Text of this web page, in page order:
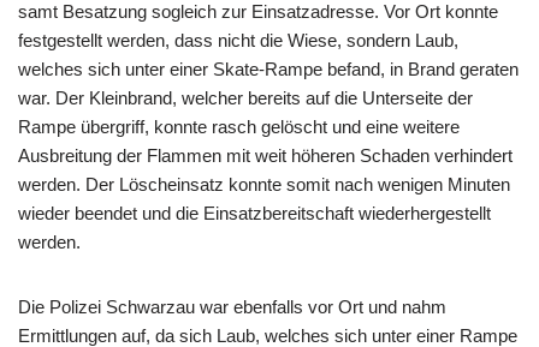
samt Besatzung sogleich zur Einsatzadresse. Vor Ort konnte
festgestellt werden, dass nicht die Wiese, sondern Laub,
welches sich unter einer Skate-Rampe befand, in Brand geraten
war. Der Kleinbrand, welcher bereits auf die Unterseite der
Rampe übergriff, konnte rasch gelöscht und eine weitere
Ausbreitung der Flammen mit weit höheren Schaden verhindert
werden. Der Löscheinsatz konnte somit nach wenigen Minuten
wieder beendet und die Einsatzbereitschaft wiederhergestellt
werden.
Die Polizei Schwarzau war ebenfalls vor Ort und nahm
Ermittlungen auf, da sich Laub, welches sich unter einer Rampe